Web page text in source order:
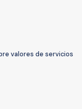
valores de servicios